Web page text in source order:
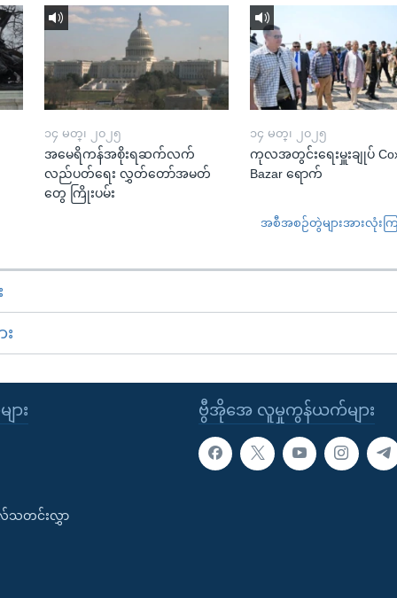
၁၄ မတ္၊ ၂၀၂၅
အမေရိကန်အစိုးရဆက်လက်
လည်ပတ်ရေး လွှတ်တော်အမတ်
တွေ ကြိုးပမ်း
၁၄ မတ္၊ ၂၀၂၅
ကုလအတွင်းရေးမှူးချုပ်
Bazar ရောက်
အစီအစဉ်တွဲများအားလုံးက
ဗွီအိုအေ လူမှုကွန်ယက်များ
ား
လ်သတင်းလွှာ